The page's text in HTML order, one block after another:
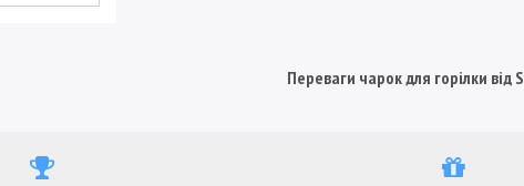
Переваги чарок для горілки від